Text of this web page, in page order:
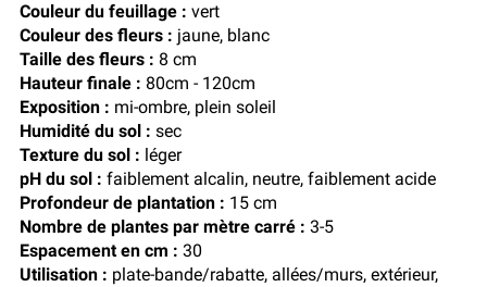
Couleur du feuillage : vert
Couleur des fleurs : jaune, blanc
Taille des fleurs : 8 cm
Hauteur finale : 80cm - 120cm
Exposition : mi-ombre, plein soleil
Humidité du sol : sec
Texture du sol : léger
pH du sol : faiblement alcalin, neutre, faiblement acide
Profondeur de plantation : 15 cm
Nombre de plantes par mètre carré : 3-5
Espacement en cm : 30
Utilisation : plate-bande/rabatte, allées/murs, extérieur,